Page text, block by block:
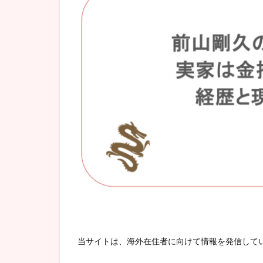
当サイトは、海外在住者に向けて情報を発信して